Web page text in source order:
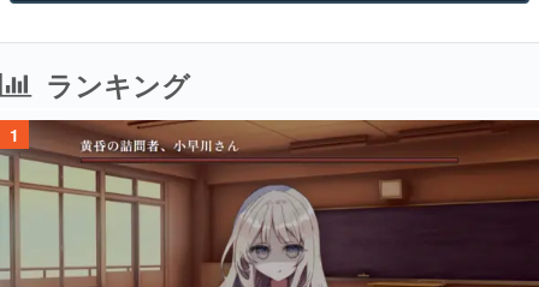
ランキング
1